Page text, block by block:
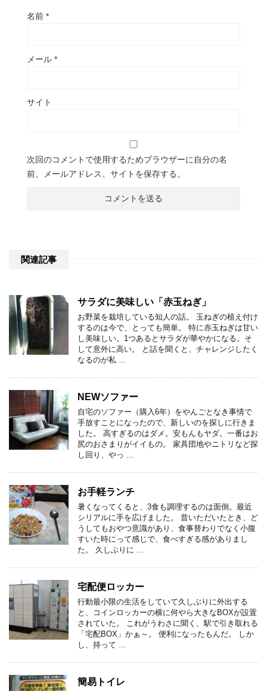
名前 *
メール *
サイト
次回のコメントで使用するためブラウザーに自分の名
前、メールアドレス、サイトを保存する。
関連記事
サラダに美味しい「赤玉ねぎ」
お野菜を栽培している知人の話。 玉ねぎの植え付け
するのは今で、とっても簡単。 特に赤玉ねぎは甘い
し美味しい。1つあるとサラダが華やかになる。そ
して意外に高い。 と話を聞くと、チャレンジしたく
なるのが私 …
NEWソファー
自宅のソファー（購入6年）をやんごとなき事情で
手放すことになったので、新しいのを探しに行きま
した。 高すぎるのはダメ。安もんもヤダ。一番はお
尻のおさまりがイイもの。 家具団地やニトリなど探
し回り、やっ …
お手軽ランチ
暑くなってくると、3食も調理するのは面倒。最近
シリアルに手を広げました。 昔いただいたとき、ど
うしてもおやつ意識があり、食事替わりでなく小腹
すいた時にって感じで、食べすぎる感がありまし
た。 久しぶりに …
宅配便ロッカー
行動最小限の生活をしていて久しぶりに外出する
と、コインロッカーの横に何やら大きなBOXが設置
されていた。 これがうわさに聞く、駅で引き取れる
「宅配BOX」かぁ～。 便利になったもんだ。 しか
し、持って …
簡易トイレ